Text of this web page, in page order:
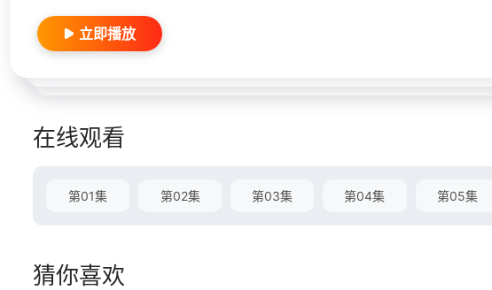
立即播放
在线观看
第01集 第02集 第03集 第04集 第05集
猜你喜欢